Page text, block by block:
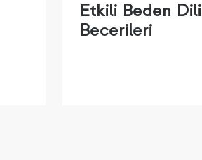
Etkili Beden Dili
Becerileri